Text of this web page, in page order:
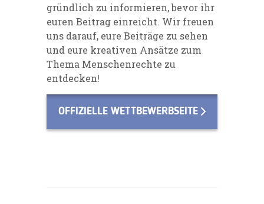
gründlich zu informieren, bevor ihr
euren Beitrag einreicht. Wir freuen
uns darauf, eure Beiträge zu sehen
und eure kreativen Ansätze zum
Thema Menschenrechte zu
entdecken!
OFFIZIELLE WETTBEWERBSEITE